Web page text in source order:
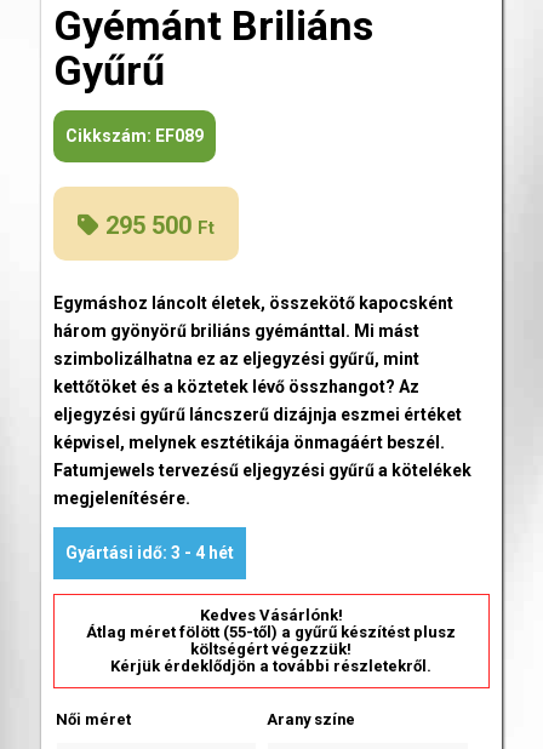
Gyémánt Briliáns
Gyűrű
Cikkszám: EF089
295 500 Ft
Egymáshoz láncolt életek, összekötő kapocsként
három gyönyörű briliáns gyémánttal. Mi mást
szimbolizálhatna ez az eljegyzési gyűrű, mint
kettőtöket és a köztetek lévő összhangot? Az
eljegyzési gyűrű láncszerű dizájnja eszmei értéket
képvisel, melynek esztétikája önmagáért beszél.
Fatumjewels tervezésű eljegyzési gyűrű a kötelékek
megjelenítésére.
Gyártási idő: 3 - 4 hét
Kedves Vásárlónk!
Átlag méret fölött (55-től) a gyűrű készítést plusz
költségért végezzük!
Kérjük érdeklődjön a további részletekről.
Női méret Arany színe